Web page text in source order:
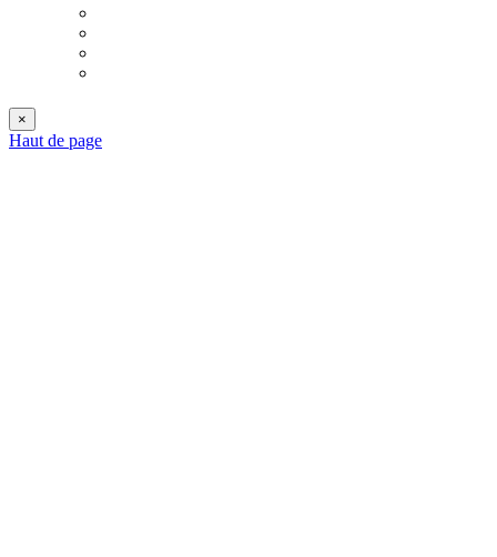
×
Haut de page